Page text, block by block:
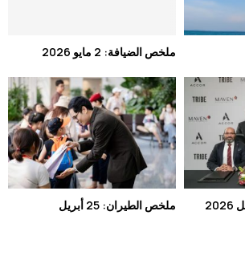
ملخص الضيافة: 2 مايو 2026
ملخص الطيران: 25 أبريل